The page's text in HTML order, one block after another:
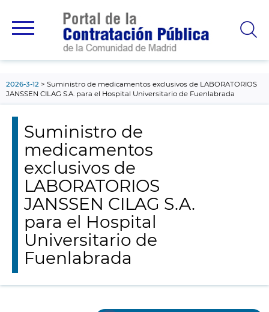
principal
2026-3-12
Suministro de medicamentos exclusivos de LABORATORIOS
JANSSEN CILAG S.A. para el Hospital Universitario de Fuenlabrada
Suministro de
medicamentos
exclusivos de
LABORATORIOS
JANSSEN CILAG S.A.
para el Hospital
Universitario de
Fuenlabrada